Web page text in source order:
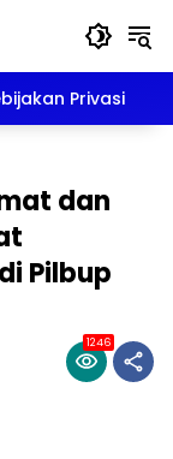
Privasi
dan
Pilbup
1246